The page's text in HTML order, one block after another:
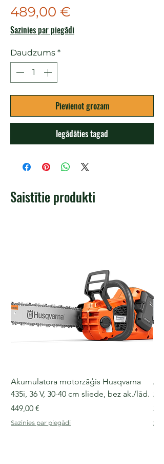
489,00 €
Sazinies par piegādi
Daudzums *
Pievienot grozam
Iegādāties tagad
Saistītie produkti
Akumulatora motorzāģis Husqvarna
435i, 36 V, 30-40 cm sliede, bez ak./lād.
Cena
449,00 €
Sazinies par piegādi